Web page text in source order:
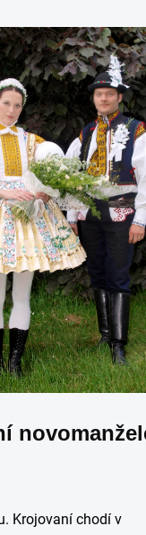
Krojovaní chodí v